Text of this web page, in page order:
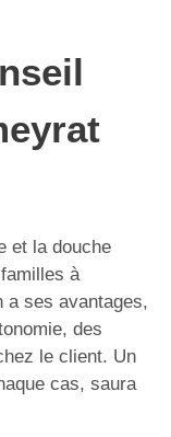
et la douche
à
a ses avantages,
des
le client. Un
cas, saura